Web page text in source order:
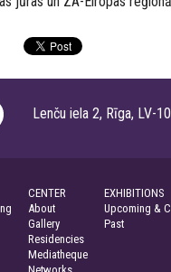
Lenču iela 2, Rīga,
CENTER
About
Gallery
Residencies
Mediatheque
EXHIBITIONS
Upcoming &
Past